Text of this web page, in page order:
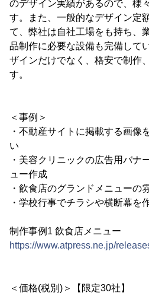
のデザイン実績があるので、様
す。また、一般的なデザイン定
て、弊社は自社工場をも持ち、
品制作に必要な設備も完備して
ザインだけでなく、格安で制作
す。
＜事例＞
・不動産サイトに掲載する画像
い
・美容クリニックの広告用バナ
ュー作成
・飲食店のグランドメニューの
・学校行事でチラシや横断幕を
制作事例1 飲食店メニュー
https://www.atpress.ne.jp/
＜価格(税別)＞【限定30社】